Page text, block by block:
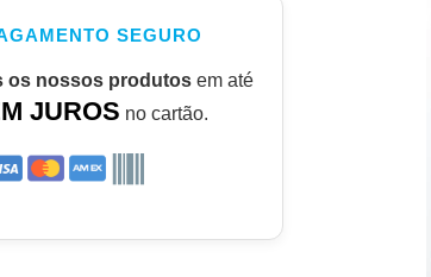
SEGURO
os nossos produtosem até
JUROS no cartão.